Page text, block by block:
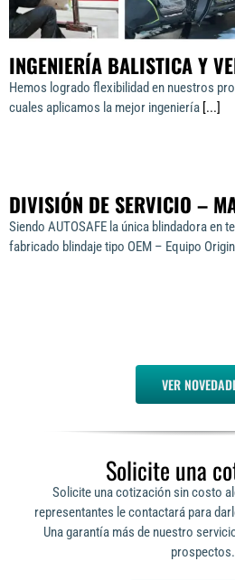
INGENIERÍA BALISTICA Y
Hemos logrado flexibilidad en nuestros
cuales aplicamos la mejor ingeniería[...]
DIVISIÓN DE SERVICIO –
Siendo AUTOSAFE la única blindadora en
fabricado blindaje tipo OEM – Equipo
VER
Solicite una
Solicite una cotización sin costo
representantes le contactará para
Una garantía más de nuestro
prospectos.